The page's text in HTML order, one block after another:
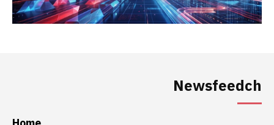
Newsfeedch